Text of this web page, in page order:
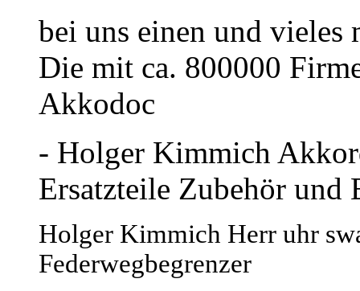
bei uns einen und
Die mit ca. 800000
Akkodoc
- Holger Kimmich
Ersatzteile Zubehör und
Holger Kimmich Herr uhr
Federwegbegrenzer